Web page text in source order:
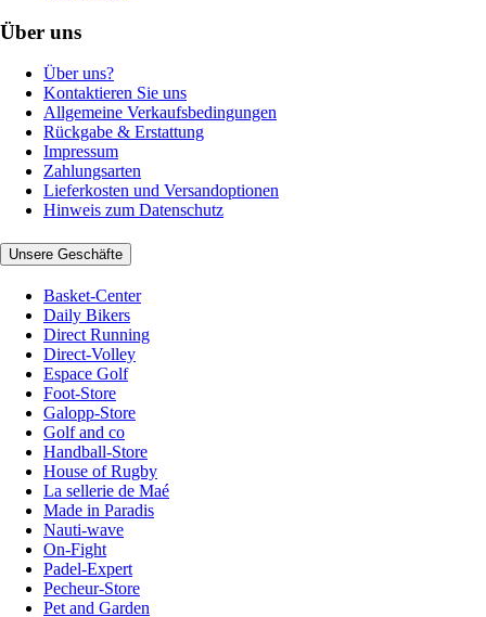
Über uns
Über uns?
Kontaktieren Sie uns
Allgemeine Verkaufsbedingungen
Rückgabe & Erstattung
Impressum
Zahlungsarten
Lieferkosten und Versandoptionen
Hinweis zum Datenschutz
Unsere Geschäfte
Basket-Center
Daily Bikers
Direct Running
Direct-Volley
Espace Golf
Foot-Store
Galopp-Store
Golf and co
Handball-Store
House of Rugby
La sellerie de Maé
Made in Paradis
Nauti-wave
On-Fight
Padel-Expert
Pecheur-Store
Pet and Garden